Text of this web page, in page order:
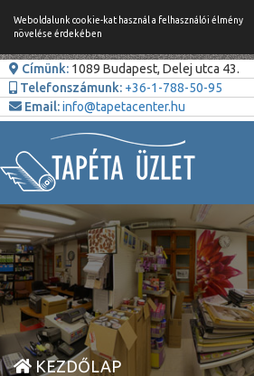
Weboldalunk cookie-kat használ a felhasználói élmény
növelése érdekében
Címünk: 1089 Budapest, Delej utca 43.
Telefonszámunk: +36-1-788-50-95
Email:info@tapetacenter.hu
KEZDŐLAP